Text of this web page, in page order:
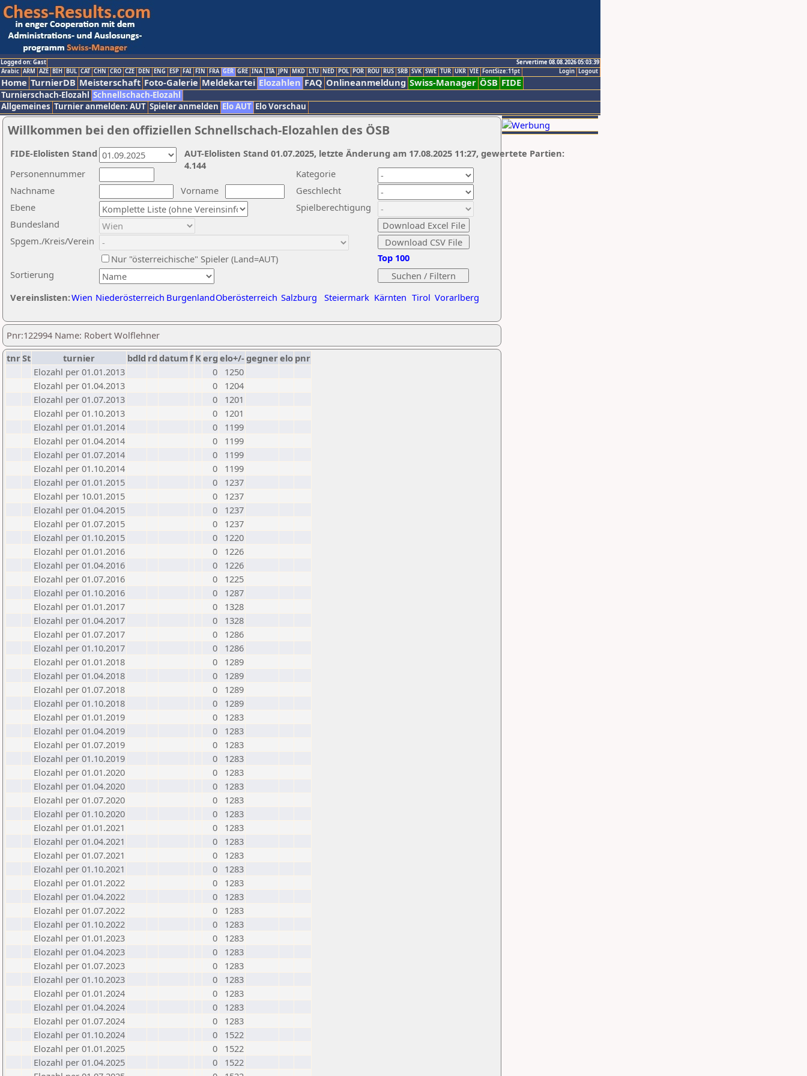
Logged on: Gast
Servertime 08.08.2026 05:03:39
Logout
Login
Arabic ARM AZE BIH BUL CAT CHN CRO CZE DEN ENG ESP FAI FIN FRA GER GRE INA ITA JPN MKD LTU NED POL POR ROU RUS SRB SVK SWE TUR UKR VIE FontSize:11pt
Home TurnierDB Meisterschaft Foto-Galerie Meldekartei Elozahlen FAQ Onlineanmeldung Swiss-Manager ÖSB FIDE
Turnierschach-Elozahl Schnellschach-Elozahl
Allgemeines Turnier anmelden: AUT Spieler anmelden Elo AUT Elo Vorschau
Willkommen bei den offiziellen Schnellschach-Elozahlen des ÖSB
Nachname
Vorname
Ebene
Kategorie
Sortierung
Personennummer
Bundesland
Spgem./Kreis/Verein
Geschlecht
Nur "österreichische" Spieler (Land=AUT)
Spielberechtigung
Vereinslisten:Wien Niederösterreich BurgenlandOberösterreich Salzburg Steiermark Kärnten Tirol Vorarlberg
Top 100
AUT-Elolisten Stand 01.07.2025, letzte Änderung am 17.08.2025 11:27, gewertete Partien:
4.144
FIDE-Elolisten Stand
Pnr:122994 Name: Robert Wolflehner
tnrSt turnier bdld rd datumf Kerg elo+/-gegnerelo pnr
Elozahl per 01.01.2013
0
1250
Elozahl per 01.04.2013
0
1204
Elozahl per 01.07.2013
0
1201
Elozahl per 01.10.2013
0
1201
Elozahl per 01.01.2014
0
1199
Elozahl per 01.04.2014
0
1199
Elozahl per 01.07.2014
0
1199
Elozahl per 01.10.2014
0
1199
Elozahl per 01.01.2015
0
1237
Elozahl per 10.01.2015
0
1237
Elozahl per 01.04.2015
0
1237
Elozahl per 01.07.2015
0
1237
Elozahl per 01.10.2015
0
1220
Elozahl per 01.01.2016
0
1226
Elozahl per 01.04.2016
0
1226
Elozahl per 01.07.2016
0
1225
Elozahl per 01.10.2016
0
1287
Elozahl per 01.01.2017
0
1328
Elozahl per 01.04.2017
0
1328
Elozahl per 01.07.2017
0
1286
Elozahl per 01.10.2017
0
1286
Elozahl per 01.01.2018
0
1289
Elozahl per 01.04.2018
0
1289
Elozahl per 01.07.2018
0
1289
Elozahl per 01.10.2018
0
1289
Elozahl per 01.01.2019
0
1283
Elozahl per 01.04.2019
0
1283
Elozahl per 01.07.2019
0
1283
Elozahl per 01.10.2019
0
1283
Elozahl per 01.01.2020
0
1283
Elozahl per 01.04.2020
0
1283
Elozahl per 01.07.2020
0
1283
Elozahl per 01.10.2020
0
1283
Elozahl per 01.01.2021
0
1283
Elozahl per 01.04.2021
0
1283
Elozahl per 01.07.2021
0
1283
Elozahl per 01.10.2021
0
1283
Elozahl per 01.01.2022
0
1283
Elozahl per 01.04.2022
0
1283
Elozahl per 01.07.2022
0
1283
Elozahl per 01.10.2022
0
1283
Elozahl per 01.01.2023
0
1283
Elozahl per 01.04.2023
0
1283
Elozahl per 01.07.2023
0
1283
Elozahl per 01.10.2023
0
1283
Elozahl per 01.01.2024
0
1283
Elozahl per 01.04.2024
0
1283
Elozahl per 01.07.2024
0
1283
Elozahl per 01.10.2024
0
1522
Elozahl per 01.01.2025
0
1522
Elozahl per 01.04.2025
0
1522